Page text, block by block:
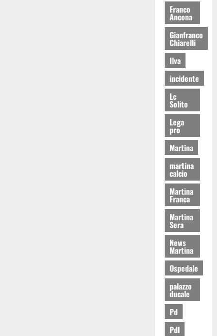
Franco
Ancona
Gianfranco
Chiarelli
Ilva
incidente
Lc
Solito
Lega
pro
Martina
martina
calcio
Martina
Franca
Martina
Sera
News
Martina
Ospedale
palazzo
ducale
Pd
Pdl